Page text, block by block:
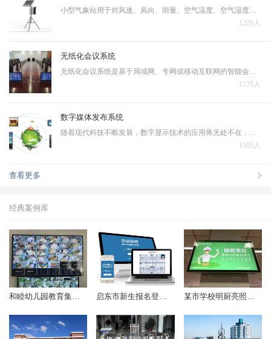
1229人
无纸化会议系统
1125人
数字媒体发布系统
1105人
查看更多
经典案例库
和睦幼儿园教育集团监控项目顺利完成 启东市新生报名登记系统（2018年起） 某市学校明厨亮照项目（2017年起）